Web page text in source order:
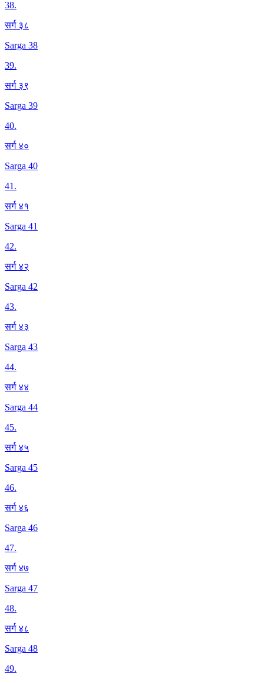
38.
सर्ग ३८
Sarga 38
39.
सर्ग ३९
Sarga 39
40.
सर्ग ४०
Sarga 40
41.
सर्ग ४१
Sarga 41
42.
सर्ग ४२
Sarga 42
43.
सर्ग ४३
Sarga 43
44.
सर्ग ४४
Sarga 44
45.
सर्ग ४५
Sarga 45
46.
सर्ग ४६
Sarga 46
47.
सर्ग ४७
Sarga 47
48.
सर्ग ४८
Sarga 48
49.